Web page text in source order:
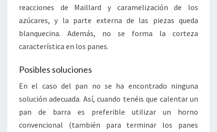
reacciones de Maillard y caramelización de los
azúcares, y la parte externa de las piezas queda
blanquecina. Además, no se forma la corteza
característica en los panes.
Posibles soluciones
En el caso del pan no se ha encontrado ninguna
solución adecuada. Así, cuando tenéis que calentar un
pan de barra es preferible utilizar un horno
convencional (también para terminar los panes